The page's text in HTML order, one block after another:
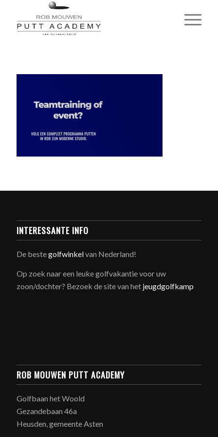
INTERESSANTE INFO
De bestegolfwinkelvan Nederland!
Op zoek naar een leuke golfvakantie voor uw
zoon/dochter? Bezoek de site van hetjeugdgolfkamp
ROB MOUWEN PUTT ACADEMY
Golfbaan het Woold
Gezandebaan 46a
Heusden, gemeente Asten